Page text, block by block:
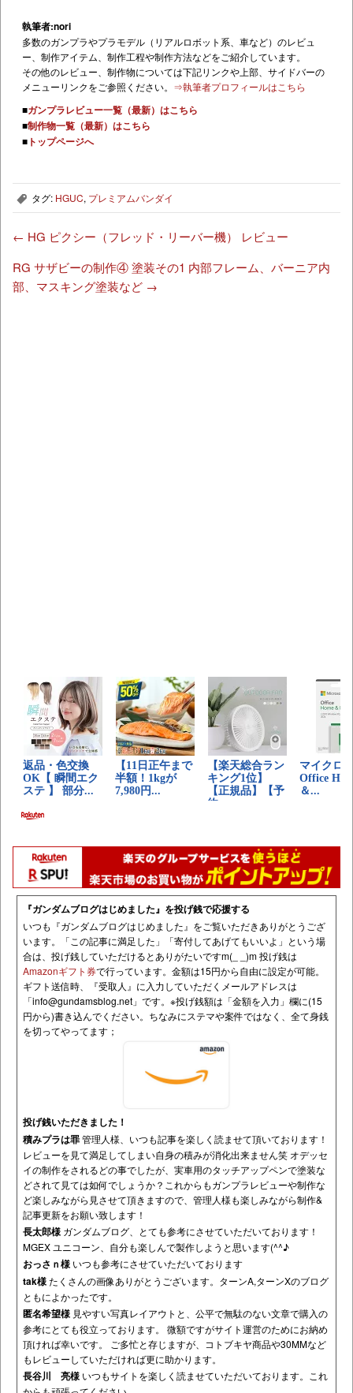
←HG ピクシー（フレッド・リーバー機） レビュー
RG サザビーの制作④ 塗装その1 内部フレーム、バーニア内
部、マスキング塗装など→
『ガンダムブログはじめました』を投げ銭で応援する
いつも『ガンダムブログはじめました』をご覧いただきありがとうござ
います。「この記事に満足した」「寄付してあげてもいいよ」という場
合は、投げ銭していただけるとありがたいですm(_ _)m 投げ銭は
Amazonギフト券
で行っています。金額は15円から自由に設定が可能。
ギフト送信時、『受取人』に入力していただくメールアドレスは
「info@gundamsblog.net」です。
※投げ銭額は「金額を入力」欄に(15
円から)書き込んでください。ちなみにステマや案件ではなく、全て身銭
投げ銭いただきました！
積みプラは罪 管理人様、いつも記事を楽しく読ませて頂いております！
レビューを見て満足してしまい自身の積みが消化出来ません笑 オデッセ
イの制作をされるどの事でしたが、実車用のタッチアップペンで塗装な
どされて見ては如何でしょうか？これからもガンプラレビューや制作な
ど楽しみながら見させて頂きますので、管理人様も楽しみながら制作&
記事更新をお願い致します！
長太郎様ガンダムブログ、とても参考にさせていただいております！
いつも参考にさせていただいております
たくさんの画像ありがとうございます。ターンA,ターンXのブログ
参考にとても役立っております。 微額ですがサイト運営のためにお納め
頂ければ幸いです。 ご多忙と存じますが、コトブキヤ商品や30MMなど
もレビューしていただければ更に助かります。
長谷川 亮様いつもサイトを楽しく読ませていただいております。これ
からも頑張ってください。
y nose様分かりやすい記事をいつもありがとうございます。製作、購入
時の参考にさせて頂いております。
菊地 俊介様素晴らしい仕上がりに敬服しております。
他
ありがとうございます！ いただいた投げ銭はレビュー用キットの購入資
金として大切に使わせていただきますm(_ _)m
コメントを残す